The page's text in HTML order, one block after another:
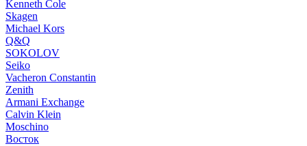
Kenneth Cole
Skagen
Michael Kors
Q&Q
SOKOLOV
Seiko
Vacheron Constantin
Zenith
Armani Exchange
Calvin Klein
Moschino
Восток